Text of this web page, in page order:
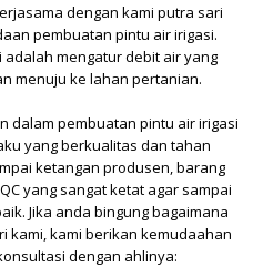
dengan kami putra sari
pembuatan pintu air irigasi.
adalah mengatur debit air yang
menuju ke lahan pertanian.
dalam pembuatan pintu air irigasi
yang berkualitas dan tahan
ketangan produsen, barang
yang sangat ketat agar sampai
Jika anda bingung bagaimana
kami, kami berikan kemudaahan
dengan ahlinya: